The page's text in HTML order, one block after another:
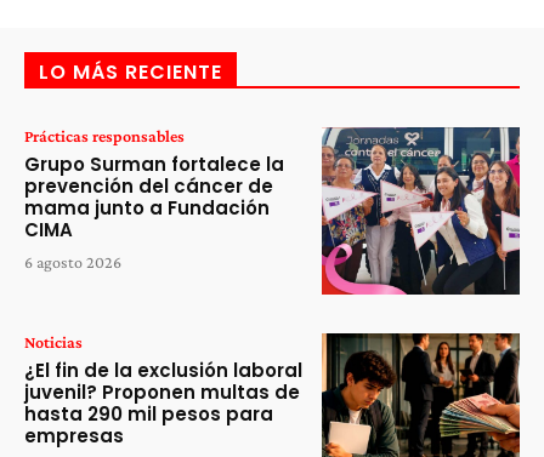
LO MÁS RECIENTE
Prácticas responsables
Grupo Surman fortalece la
prevención del cáncer de
mama junto a Fundación
CIMA
6 agosto 2026
Noticias
¿El fin de la exclusión laboral
juvenil? Proponen multas de
hasta 290 mil pesos para
empresas